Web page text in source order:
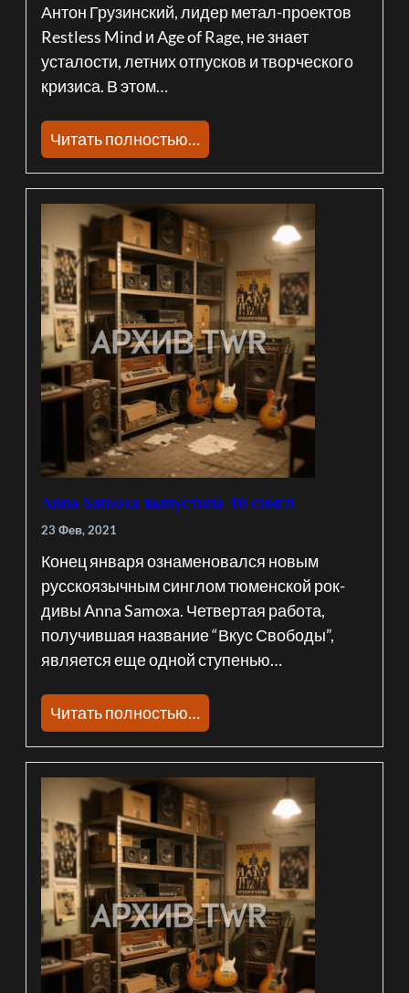
Антон Грузинский, лидер метал-проектов
Restless Mind и Age of Rage, не знает
усталости, летних отпусков и творческого
кризиса. В этом…
Читать полностью…
Anna Samoxa выпустила 4й сингл
23 Фев, 2021
Конец января ознаменовался новым
русскоязычным синглом тюменской рок-
дивы Anna Samoxa. Четвертая работа,
получившая название “Вкус Свободы”,
является еще одной ступенью…
Читать полностью…